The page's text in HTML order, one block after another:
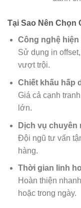
Tại Sao Nên Chọn
Công nghệ hiện
Sử dụng in
vượt trội.
Chiết khấu hấp
Giá cả cạnh
lớn.
Dịch vụ chuyên
Đội ngũ tư vấn
hàng.
Thời gian linh
Hoàn thiện
hoặc trong ngày.